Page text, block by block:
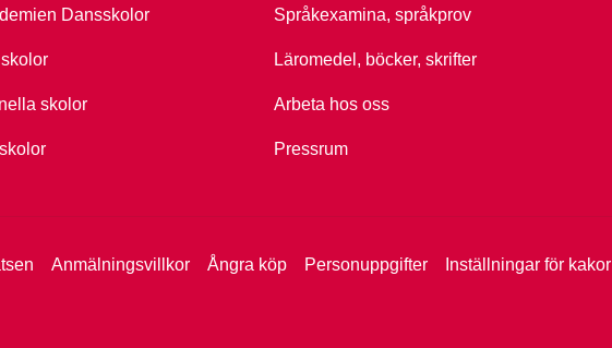
Dansskolor
skolor
Språkexamina, språkprov
Läromedel, böcker, skrifter
Arbeta hos oss
Pressrum
Anmälningsvillkor Ångra köp Personuppgifter Inställningar för kakor